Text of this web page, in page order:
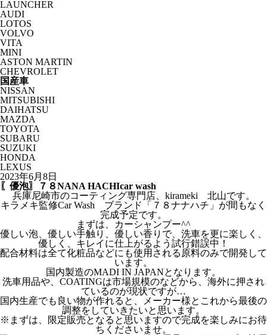
LAUNCHER
AUDI
LOTOS
VOLVO
VITA
MINI
ASTON MARTIN
CHEVROLET
国産車
NISSAN
MITSUBISHI
DAIHATSU
MAZDA
TOYOTA
SUBARU
SUZUKI
HONDA
LEXUS
2023年6月8日
〖優泡〗７８NANA HACHIcar wash
兵庫尼崎市のコーティング専門店、kirameki 北山です。
キラメキ監修Car Wash ブランド「７８ナナハチ」が間もなく
完成予定です。
まずは、カーシャンプー^^
優しい泡、優しい手触り、優しい香りで、洗車を更に楽しく、
優しく、キレイに仕上がるよう試行錯誤中！
配合材料は全て化粧品などにも使用される原料のみで開発して
います。
国内製造のMADI IN JAPANとなります。
洗車用品や、COATINGは市場規模のなどから、海外に押され
ているのが現状ですが…
国内生産でも良い物が作れると、メーカー様とこれから最後の
調整をしていきたいと思います。
※まずは、限定販売となると思いますので完成を楽しみにお待
ちくださいませ。